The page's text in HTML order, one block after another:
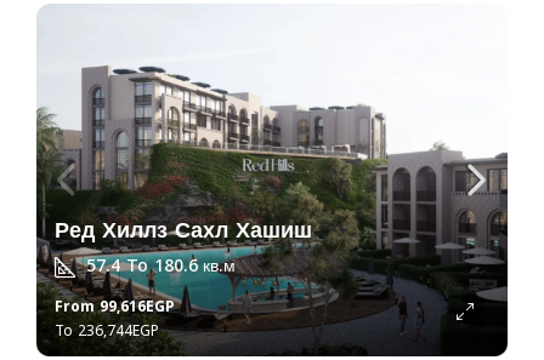
Ред Хиллз Сахл Хашиш
57.4 To 180.6кв.м
From99,616EGP
236,744EGP